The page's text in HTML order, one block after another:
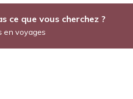
ce que vous cherchez ?
en voyages